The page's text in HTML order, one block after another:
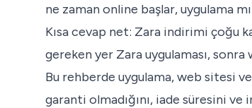
ne zaman online başlar, uygulama
Kısa cevap net: Zara indirimi çoğu
gereken yer Zara uygulaması, sonra
Bu rehberde uygulama, web sitesi
garanti olmadığını, iade süresini ve